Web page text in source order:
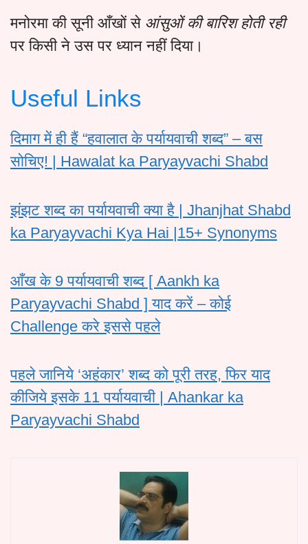
मनोरमा की सूनी आँखों से आंसुओं की बारिश होती रही
पर किसी ने उस पर ध्यान नहीं दिया।
Useful Links
दिमाग में ही हैं “हवालात के पर्यायवाची शब्द” – बस
सोचिए! | Hawalat ka Paryayvachi Shabd
झंझट शब्द का पर्यायवाची क्या है | Jhanjhat Shabd
ka Paryayvachi Kya Hai |15+ Synonyms
आँख के 9 पर्यायवाची शब्द [ Aankh ka
Paryayvachi Shabd ] याद करें – कोई
Challenge करे इससे पहले
पहले जानिये ‘अहंकार’ शब्द को पूरी तरह, फिर याद
कीजिये इसके 11 पर्यायवाची | Ahankar ka
Paryayvachi Shabd